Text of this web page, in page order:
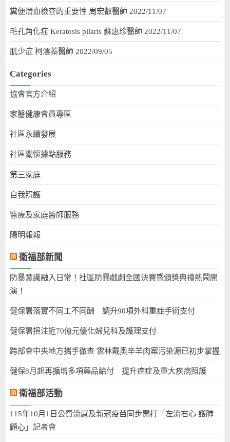
糞便潛血檢查的重要性 周宏叡醫師 2022/11/07
毛孔角化症 Keratosis pilaris 蘇惠珍醫師 2022/11/07
肌少症 柯澐蓁醫師 2022/09/05
Categories
協會官方介紹
家醫健康會員專區
社區永續發展
社區關懷據點服務
第三家庭
自我照護
醫療及家庭醫師服務
陽明報報
衛福部新聞
防暴意識融入日常！社區防暴戲劇全國決賽暨頒獎典禮熱鬧開
演！
健保署落實不同工不同酬 調升90項外科重症手術支付
健保署挹注近70億元優化婦兒科及護理支付
跨部會中央地方攜手徹查 雲林戴奧辛羊肉案污染源已初步掌握
健保8月起再擴增多項藥品給付 提升癌症及重大疾病照護
衛福部活動
115年10月1日公費流感及新冠疫苗同步開打「左流右心 護肺
顧心」記者會